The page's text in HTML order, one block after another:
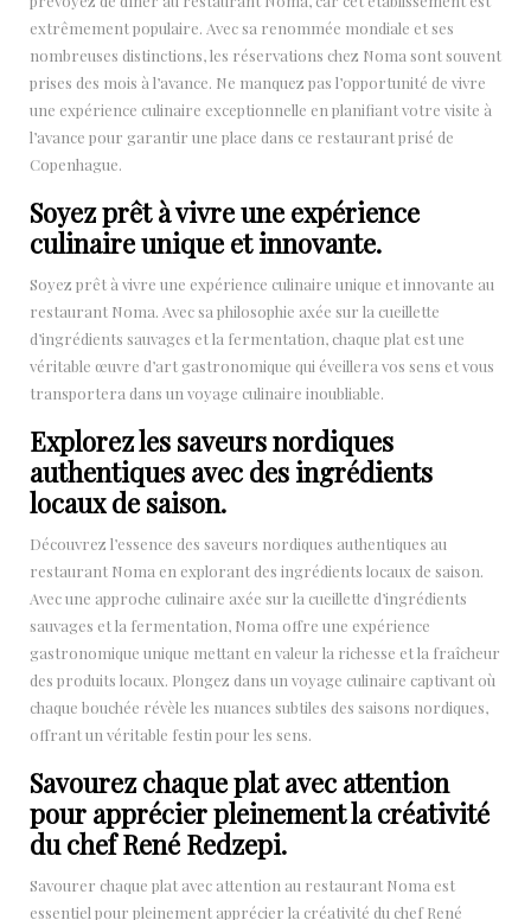
extrêmement populaire. Avec sa renommée mondiale et ses
nombreuses distinctions, les réservations chez Noma sont souvent
prises des mois à l’avance. Ne manquez pas l’opportunité de vivre
une expérience culinaire exceptionnelle en planifiant votre visite à
l’avance pour garantir une place dans ce restaurant prisé de
Copenhague.
Soyez prêt à vivre une expérience
culinaire unique et innovante.
Soyez prêt à vivre une expérience culinaire unique et innovante au
restaurant Noma. Avec sa philosophie axée sur la cueillette
d’ingrédients sauvages et la fermentation, chaque plat est une
véritable œuvre d’art gastronomique qui éveillera vos sens et vous
transportera dans un voyage culinaire inoubliable.
Explorez les saveurs nordiques
authentiques avec des ingrédients
locaux de saison.
Découvrez l’essence des saveurs nordiques authentiques au
restaurant Noma en explorant des ingrédients locaux de saison.
Avec une approche culinaire axée sur la cueillette d’ingrédients
sauvages et la fermentation, Noma offre une expérience
gastronomique unique mettant en valeur la richesse et la fraîcheur
des produits locaux. Plongez dans un voyage culinaire captivant où
chaque bouchée révèle les nuances subtiles des saisons nordiques,
offrant un véritable festin pour les sens.
Savourez chaque plat avec attention
pour apprécier pleinement la créativité
du chef René Redzepi.
Savourer chaque plat avec attention au restaurant Noma est
essentiel pour pleinement apprécier la créativité du chef René